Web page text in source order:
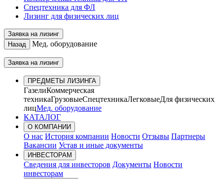
Спецтехника для ФЛ
Лизинг для физических лиц
Заявка на лизинг
Назад
Мед. оборудование
Заявка на лизинг
ПРЕДМЕТЫ ЛИЗИНГА
ГазелиКоммерческая
техникаГрузовыеСпецтехникаЛегковыеДля физических
лицМед. оборудование
КАТАЛОГ
О КОМПАНИИ
О нас История компании Новости Отзывы Партнеры
Вакансии Устав и иные документы
ИНВЕСТОРАМ
Сведения для инвесторов Документы Новости
инвесторам